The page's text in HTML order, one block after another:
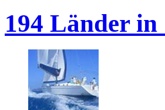
194 Länder in